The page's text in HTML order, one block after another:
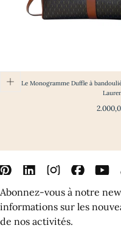
Sac Le Monogramme Duffle à
Prix
Abonnez-vous à notre
informations sur les
de nos activités.